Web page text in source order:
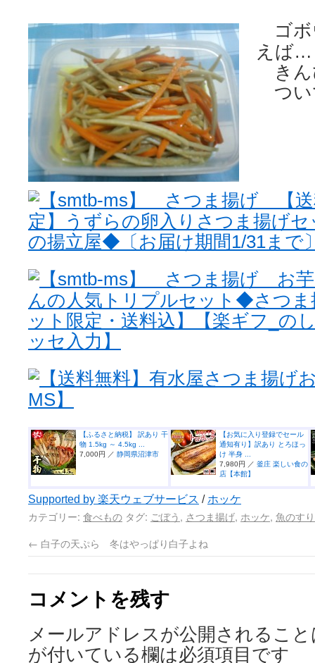
ゴボ
えば…
きん
つい
【smtb-ms】 さつま揚げ 【送
定】うずらの卵入りさつま揚げ
の揚立屋◆〔お届け期間1/31まで
【smtb-ms】 さつま揚げ お
んの人気トリプルセット◆さつ
ット限定・送料込】【楽ギフ_の
ッセ入力】
【送料無料】有水屋さつま揚げ
MS】
【ふるさと納税】 訳あり 干
物 1.5kg ～ 4.5kg ...
7,000円 ／ 静岡県沼津市
【お気に入り登録でセール
通知有り】訳あり とろほっ
け 半身 ...
7,980円 ／ 釜庄 楽しい食の
店【本館】
Supported by 楽天ウェブサービス / ホッケ
カテゴリー: 食べもの タグ: ごぼう, さつま揚げ, ホッケ, 魚のす
← 白子の天ぷら 冬はやっぱり白子よね
コメントを残す
メールアドレスが公開されるこ
が付いている欄は必須項目です